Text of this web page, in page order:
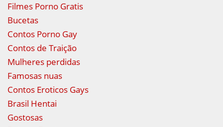
Filmes Porno Gratis
Bucetas
Contos Porno Gay
Contos de Traição
Mulheres perdidas
Famosas nuas
Contos Eroticos Gays
Brasil Hentai
Gostosas